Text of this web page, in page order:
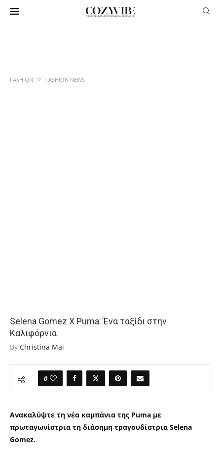
FASHION FASHION NEWS
Selena Gomez X Puma: Ένα ταξίδι στην
Καλιφόρνια
By Christina Mai
0
Ανακαλύψτε τη νέα καμπάνια της Puma με
πρωταγωνίστρια τη διάσημη τραγουδίστρια Selena
Gomez.